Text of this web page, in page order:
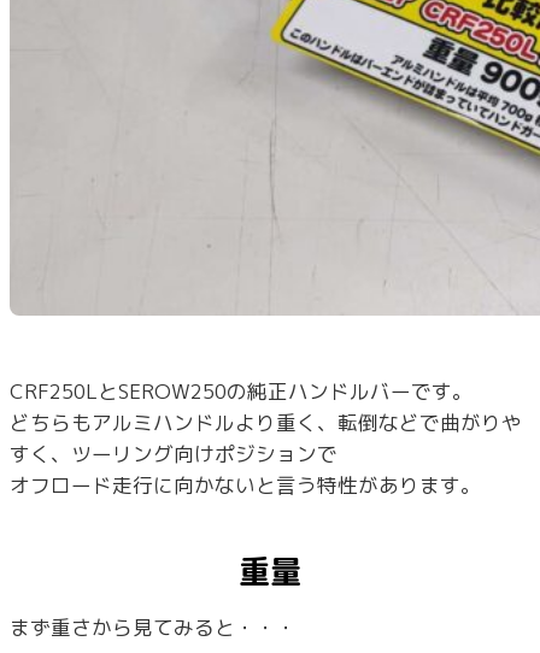
CRF250LとSEROW250の純正ハンドルバーです。
どちらもアルミハンドルより重く、転倒などで曲がりや
すく、ツーリング向けポジションで
オフロード走行に向かないと言う特性があります。
重量
まず重さから見てみると・・・